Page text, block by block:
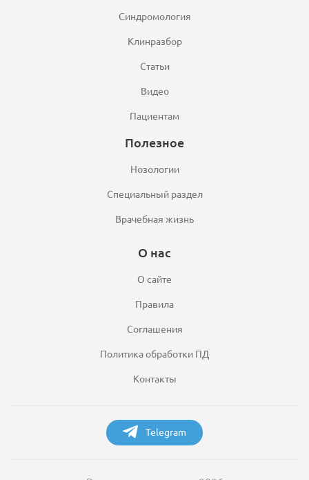
Синдромология
Клинразбор
Статьи
Видео
Пациентам
Полезное
Нозологии
Специальный раздел
Врачебная жизнь
О нас
О сайте
Правила
Соглашения
Политика обработки ПД
Контакты
Telegram